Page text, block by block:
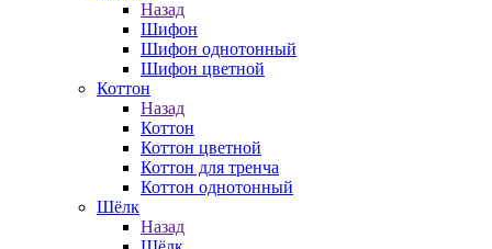
Назад
Шифон
Шифон однотонный
Шифон цветной
Коттон
Назад
Коттон
Коттон цветной
Коттон для тренча
Коттон однотонный
Шёлк
Назад